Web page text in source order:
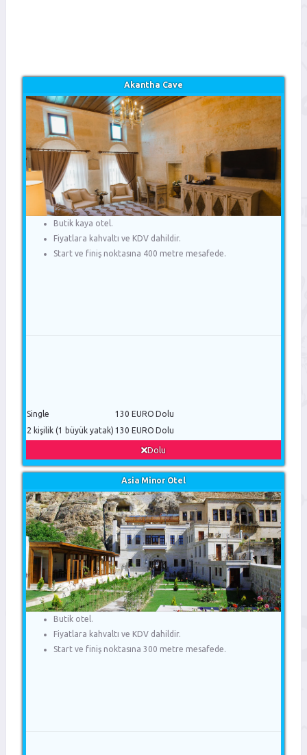
Akantha Cave
Butik kaya otel.
Fiyatlara kahvaltı ve KDV dahildir.
Start ve finiş noktasına 400 metre mesafede.
Single 130 EURO Dolu
2 kişilik (1 büyük yatak) 130 EURO Dolu
Dolu
Asia Minor Otel
Butik otel.
Fiyatlara kahvaltı ve KDV dahildir.
Start ve finiş noktasına 300 metre mesafede.